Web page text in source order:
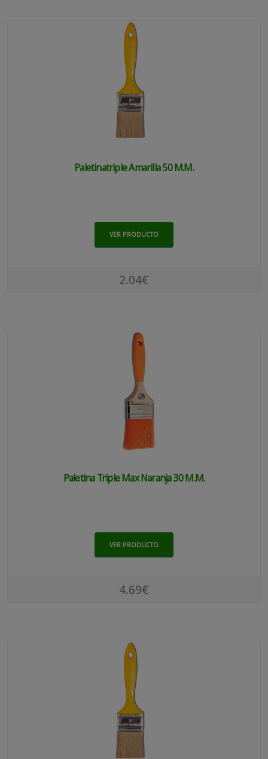
Paletinatriple Amarilla 50 M.m.
VER PRODUCTO
2.04€
Paletina Triple Max Naranja 30 M.m.
VER PRODUCTO
4.69€